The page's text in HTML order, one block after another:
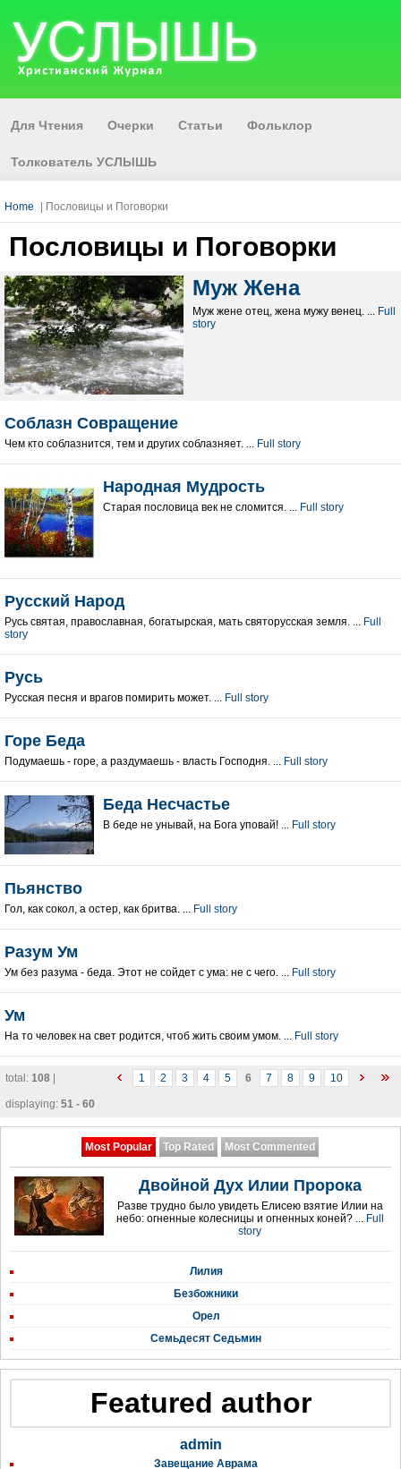
Для Чтения Очерки Статьи Фольклор
Толкователь УСЛЫШЬ
Home | Пословицы и Поговорки
Пословицы и Поговорки
Муж Жена
Муж жене отец, жена мужу венец. ... Full
story
Соблазн Совращение
Чем кто соблазнится, тем и других соблазняет. ... Full story
Народная Мудрость
Старая пословица век не сломится. ... Full story
Русский Народ
Русь святая, православная, богатырская, мать святорусская земля. ... Full
story
Русь
Русская песня и врагов помирить может. ... Full story
Горе Беда
Подумаешь - горе, а раздумаешь - власть Господня. ... Full story
Беда Несчастье
В беде не унывай, на Бога уповай! ... Full story
Пьянство
Гол, как сокол, а остер, как бритва. ... Full story
Разум Ум
Ум без разума - беда. Этот не сойдет с ума: не с чего. ... Full story
Ум
На то человек на свет родится, чтоб жить своим умом. ... Full story
1 2 3 4 5 6 7 8 9 10
total: 108
displaying: 51 - 60
Most Popular Top Rated Most Commented
Двойной Дух Илии Пророка
Разве трудно было увидеть Елисею взятие Илии на
небо: огненные колесницы и огненных коней? ... Full
story
Лилия
Безбожники
Орел
Семьдесят Седьмин
Featured author
admin
Завещание Аврама